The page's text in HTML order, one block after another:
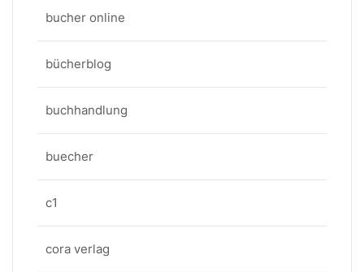
bucher online
bücherblog
buchhandlung
buecher
c1
cora verlag